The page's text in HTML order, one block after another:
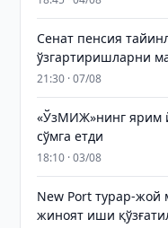
Сенат пенсия
ўзгартиришларни
21:30 · 07/08
«ЎзМИЖ»нинг ярим
сўмга етди
18:10 · 03/08
New Port турар-
жиноят иши